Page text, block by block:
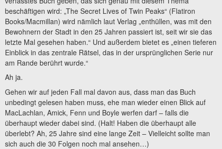
beschäftigen wird: „The Secret Lives of Twin Peaks“ (Flatiron
Books/Macmillan) wird nämlich laut Verlag „enthüllen, was mit den
Bewohnern der Stadt in den 25 Jahren passiert ist, seit wir sie das
letzte Mal gesehen haben.“ Und außerdem bietet es „einen tieferen
Einblick in das zentrale Rätsel, das in der ursprünglichen Serie nur
am Rande berührt wurde.“
Ah ja.
Gehen wir auf jeden Fall mal davon aus, dass man das Buch
unbedingt gelesen haben muss, ehe man wieder einen Blick auf
MacLachlan, Amick, Fenn und Boyle werfen darf – falls die
überhaupt wieder dabei sind. (Halt! Haben die überhaupt alle
überlebt? Ah, 25 Jahre sind eine lange Zeit – Vielleicht sollte man
sich auch die 30 Folgen noch mal ansehen…)